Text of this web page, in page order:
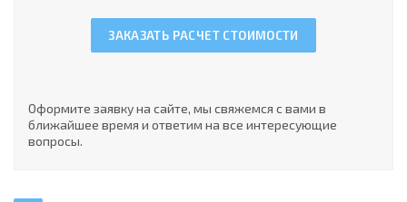
ЗАКАЗАТЬ РАСЧЕТ СТОИМОСТИ
Оформите заявку на сайте, мы свяжемся с вами в
ближайшее время и ответим на все интересующие
вопросы.